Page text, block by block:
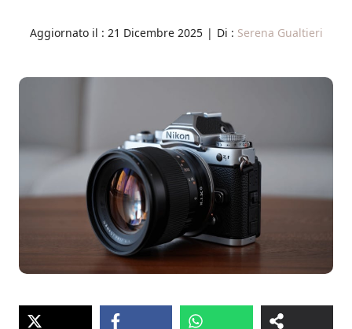
Aggiornato il : 21 Dicembre 2025 | Di : Serena Gualtieri